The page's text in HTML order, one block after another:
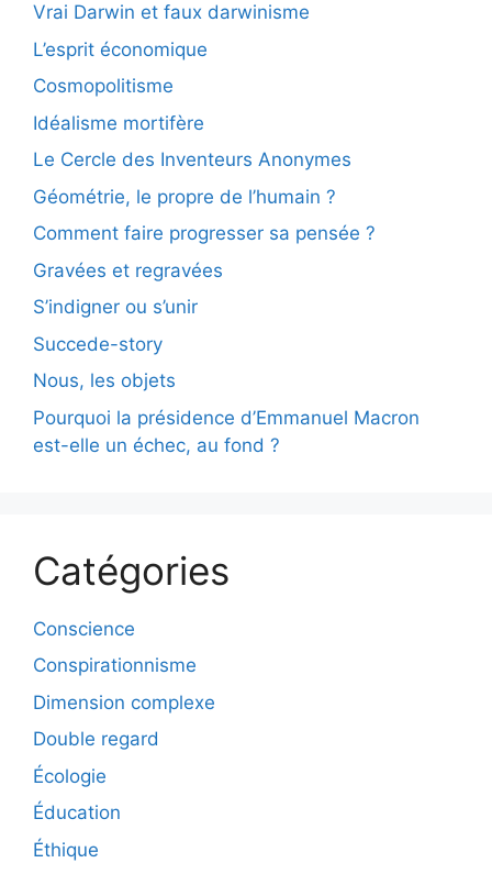
Vrai Darwin et faux darwinisme
L’esprit économique
Cosmopolitisme
Idéalisme mortifère
Le Cercle des Inventeurs Anonymes
Géométrie, le propre de l’humain ?
Comment faire progresser sa pensée ?
Gravées et regravées
S’indigner ou s’unir
Succede-story
Nous, les objets
Pourquoi la présidence d’Emmanuel Macron
est-elle un échec, au fond ?
Catégories
Conscience
Conspirationnisme
Dimension complexe
Double regard
Écologie
Éducation
Éthique